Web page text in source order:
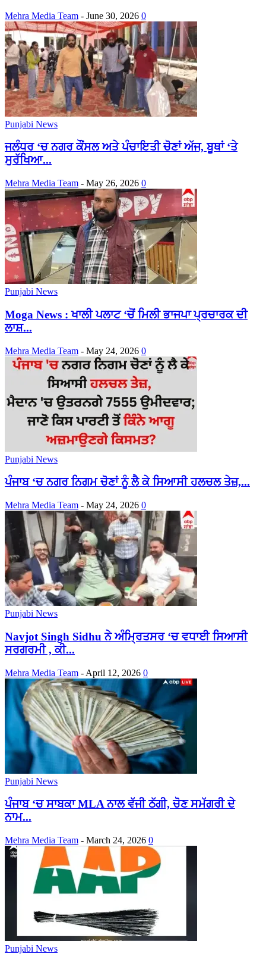
Mehra Media Team - June 30, 2026 0
Punjabi News
ਜਲੰਧਰ ‘ਚ ਨਗਰ ਕੌਂਸਲ ਅਤੇ ਪੰਚਾਇਤੀ ਚੋਣਾਂ ਅੱਜ, ਬੂਥਾਂ ‘ਤੇ
ਸੁਰੱਖਿਆ...
Mehra Media Team - May 26, 2026 0
Punjabi News
Moga News : ਖਾਲੀ ਪਲਾਟ ‘ਚੋਂ ਮਿਲੀ ਭਾਜਪਾ ਪ੍ਰਚਾਰਕ ਦੀ
ਲਾਸ਼...
Mehra Media Team - May 24, 2026 0
Punjabi News
ਪੰਜਾਬ ‘ਚ ਨਗਰ ਨਿਗਮ ਚੋਣਾਂ ਨੂੰ ਲੈ ਕੇ ਸਿਆਸੀ ਹਲਚਲ ਤੇਜ਼,...
Mehra Media Team - May 24, 2026 0
Punjabi News
Navjot Singh Sidhu ਨੇ ਅੰਮ੍ਰਿਤਸਰ ‘ਚ ਵਧਾਈ ਸਿਆਸੀ
ਸਰਗਰਮੀ , ਕੀ...
Mehra Media Team - April 12, 2026 0
Punjabi News
ਪੰਜਾਬ ‘ਚ ਸਾਬਕਾ MLA ਨਾਲ ਵੱਜੀ ਠੱਗੀ, ਚੋਣ ਸਮੱਗਰੀ ਦੇ
ਨਾਮ...
Mehra Media Team - March 24, 2026 0
Punjabi News